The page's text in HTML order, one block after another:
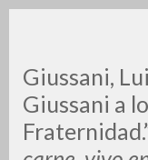
Giussani,
Giussani a